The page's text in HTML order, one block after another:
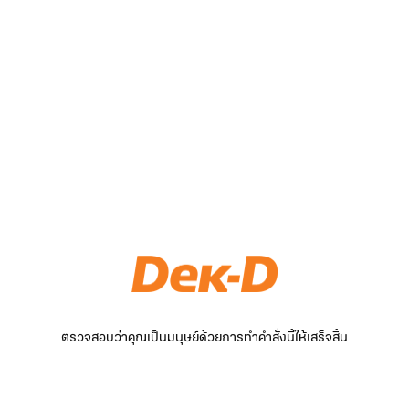
ตรวจสอบว่าคุณเป็นมนุษย์ด้วยการทำคำสั่งนี้ให้เสร็จสิ้น